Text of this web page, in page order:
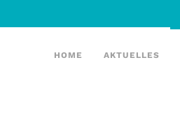
HOME AKTUELLES